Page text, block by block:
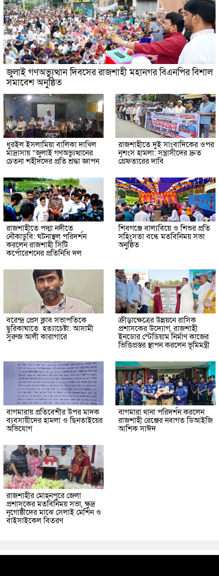
জুলাই গণঅভ্যুত্থান দিবসের রাজশাহী মহানগর বিএনপির বিশাল
সমাবেশ অনুষ্ঠিত
ধুরইল ইসলামিয়া বালিকা দাখিল
মাদ্রাসায় “জুলাই গণঅভ্যুত্থানের
চেতনা শহীদদের প্রতি শ্রদ্ধা জ্ঞাপন
রাজশাহীতে দুই সাংবাদিকের ওপর
নৃশংস হামলা: সন্ত্রাসীদের দ্রুত
গ্রেফতারের দাবি
রাজশাহীতে পদ্মা নদীতে
নৌকাডুবি: ঘটনাস্থল পরিদর্শন
করলেন রাজশাহী সিটি
কর্পোরেশনের প্রতিনিধি দল
শিবগঞ্জে বাল্যবিয়ে ও শিশুর প্রতি
সহিংসতা বন্ধে মতবিনিময় সভা
অনুষ্ঠিত
বরেন্দ্র প্রেস ক্লাব সভাপতিকে
ছুরিকাঘাতে হত্যাচেষ্টা: আসামী
সুরুজ আলী কারাগারে
ক্রীড়াক্ষেত্রের উন্নয়নে রাসিক
প্রশাসকের উদ্যোগ, রাজশাহী
ইনডোর স্টেডিয়াম নির্মাণ কাজের
ভিত্তিপ্রস্তর স্থাপন করলেন ভূমিমন্ত্রী
বাগমারায় প্রতিবেশীর উপর মাদক
ব্যবসায়ীদের হামলা ও ছিনতাইয়ের
অভিযোগ
বাগমারা থানা পরিদর্শন করলেন
রাজশাহী রেঞ্জের নবাগত ডিআইজি
আশিক সাঈদ
রাজশাহীর মোহনপুরে জেলা
প্রশাসকের মতবিনিময় সভা, ক্ষুদ্র
নৃগোষ্ঠীদের মাঝে সেলাই মেশিন ও
বাইসাইকেল বিতরণ